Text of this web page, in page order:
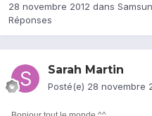
28 novembre 2012 dans
Réponses
Sarah Martin
Posté(e) 28 novembre